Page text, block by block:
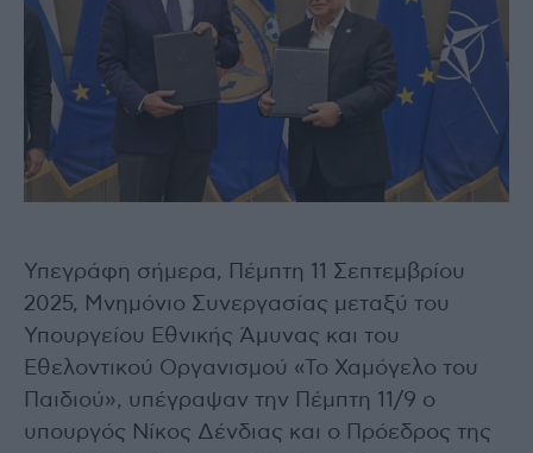
Υπεγράφη σήμερα, Πέμπτη 11 Σεπτεμβρίου
2025, Μνημόνιο Συνεργασίας μεταξύ του
Υπουργείου Εθνικής Άμυνας και του
Εθελοντικού Οργανισμού «Το Χαμόγελο του
Παιδιού», υπέγραψαν την Πέμπτη 11/9 ο
υπουργός Νίκος Δένδιας και ο Πρόεδρος της